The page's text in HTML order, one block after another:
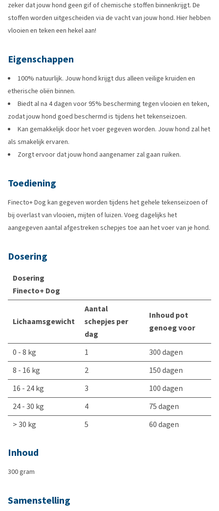
zeker dat jouw hond geen gif of chemische stoffen binnenkrijgt. De
stoffen worden uitgescheiden via de vacht van jouw hond. Hier hebben
vlooien en teken een hekel aan!
Eigenschappen
100% natuurlijk. Jouw hond krijgt dus alleen veilige kruiden en
etherische oliën binnen.
Biedt al na 4 dagen voor 95% bescherming tegen vlooien en teken,
zodat jouw hond goed beschermd is tijdens het tekenseizoen.
Kan gemakkelijk door het voer gegeven worden. Jouw hond zal het
als smakelijk ervaren.
Zorgt ervoor dat jouw hond aangenamer zal gaan ruiken.
Toediening
Finecto+ Dog kan gegeven worden tijdens het gehele tekenseizoen of
bij overlast van vlooien, mijten of luizen. Voeg dagelijks het
aangegeven aantal afgestreken schepjes toe aan het voer van je hond.
Dosering
Dosering
Finecto+ Dog
Lichaamsgewicht
Aantal
schepjes per
dag
Inhoud pot
genoeg voor
0 - 8 kg 1
300 dagen
8 - 16 kg
2
150 dagen
16 - 24 kg
3
100 dagen
24 - 30 kg
4
75 dagen
> 30 kg
5 60 dagen
Inhoud
300 gram
Samenstelling